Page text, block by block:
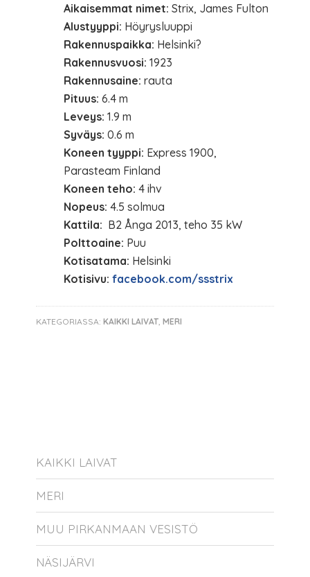
Aikaisemmat nimet: Strix, James Fulton
Alustyyppi: Höyrysluuppi
Rakennuspaikka: Helsinki?
Rakennusvuosi: 1923
Rakennusaine: rauta
Pituus: 6.4 m
Leveys: 1.9 m
Syväys: 0.6 m
Koneen tyyppi: Express 1900,
Parasteam Finland
Koneen teho: 4 ihv
Nopeus: 4.5 solmua
Kattila: B2 Ånga 2013, teho 35 kW
Polttoaine: Puu
Kotisatama: Helsinki
Kotisivu: facebook.com/ssstrix
KATEGORIASSA:KAIKKI LAIVAT ,MERI
KAIKKI LAIVAT
MERI
MUU PIRKANMAAN VESISTÖ
NÄSIJÄRVI